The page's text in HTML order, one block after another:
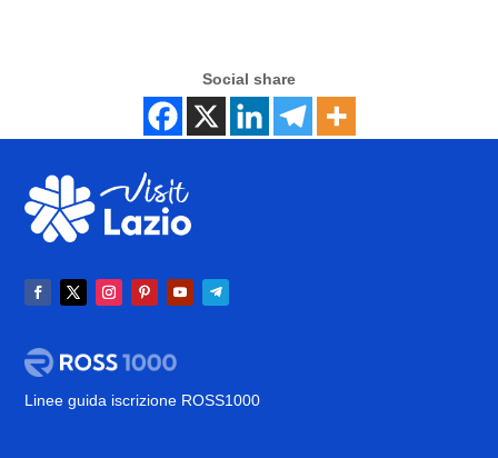
Social share
Linee guida iscrizione ROSS1000